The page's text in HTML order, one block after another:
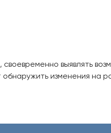
выявлять
изменения на